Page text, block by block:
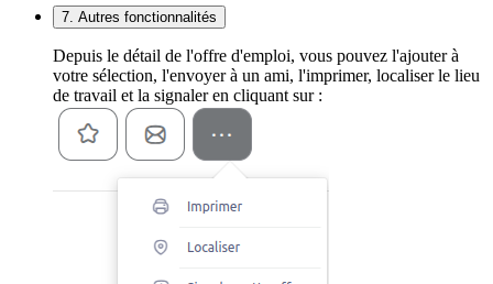
7. Autres fonctionnalités
Depuis le détail de l'offre d'emploi, vous pouvez l'ajouter à
votre sélection, l'envoyer à un ami, l'imprimer, localiser le lieu
de travail et la signaler en cliquant sur :